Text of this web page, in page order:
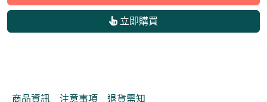
立即購買
商品資訊 注意事項 退貨需知